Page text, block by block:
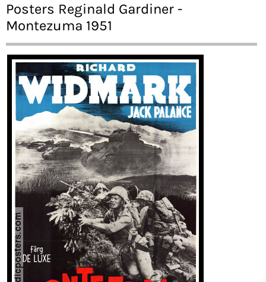
Posters Reginald Gardiner -
Montezuma 1951